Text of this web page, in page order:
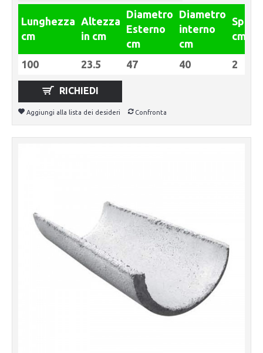
Lunghezza
cm
Altezza
in cm
Diametro
Esterno
cm
Diametro
interno
cm
cm
100 23.5 47 40 2
RICHIEDI
Aggiungi alla lista dei desideri Confronta